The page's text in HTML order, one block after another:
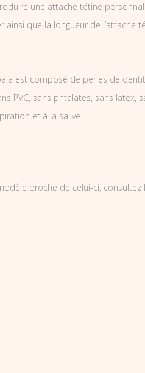
une attache tétine
ainsi que la longueur de
est composé de perles de
PVC, sans phtalates, sans
et à la salive
proche de celui-ci, consultez